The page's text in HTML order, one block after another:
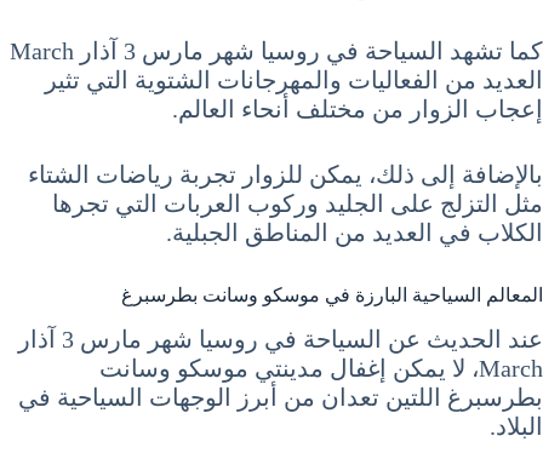
كما تشهد السياحة في روسيا شهر مارس 3 آذار March
العديد من الفعاليات والمهرجانات الشتوية التي تثير
إعجاب الزوار من مختلف أنحاء العالم.
بالإضافة إلى ذلك، يمكن للزوار تجربة رياضات الشتاء
مثل التزلج على الجليد وركوب العربات التي تجرها
الكلاب في العديد من المناطق الجبلية.
المعالم السياحية البارزة في موسكو وسانت بطرسبرغ
عند الحديث عن السياحة في روسيا شهر مارس 3 آذار
March، لا يمكن إغفال مدينتي موسكو وسانت
بطرسبرغ اللتين تعدان من أبرز الوجهات السياحية في
البلاد.